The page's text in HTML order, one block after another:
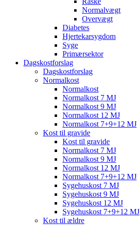
Normalvægt
Overvægt
Diabetes
Hjertekarsygdom
Syge
Primærsektor
Dagskostforslag
Dagskostforslag
Normalkost
Normalkost
Normalkost 7 MJ
Normalkost 9 MJ
Normalkost 12 MJ
Normalkost 7+9+12 MJ
Kost til gravide
Kost til gravide
Normalkost 7 MJ
Normalkost 9 MJ
Normalkost 12 MJ
Normalkost 7+9+12 MJ
Sygehuskost 7 MJ
Sygehuskost 9 MJ
Sygehuskost 12 MJ
Sygehuskost 7+9+12 MJ
Kost til ældre